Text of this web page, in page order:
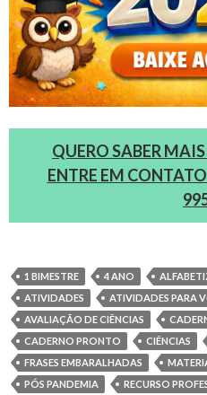
QUERO SABER
ENTRE EM
1 BIMESTRE 4 ANO
ATIVIDADES
ATIVIDADES PARA
AVALIAÇÃO DE CIÊNCIAS
CADERNO PRONTO
CIÊNCIAS
FRASES EMBARALHADAS
PÓS PANDEMIA
RECURSO